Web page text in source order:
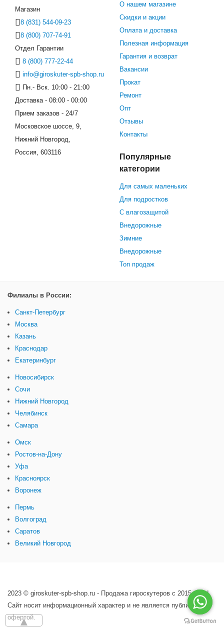
Магазин
8 (831) 544-09-23
8 (800) 707-74-91
Отдел Гарантии
8 (800) 777-22-44
info@giroskuter-spb-shop.ru
Пн.- Вск. 10:00 - 21:00
Доставка - 08:00 - 00:00
Прием заказов - 24/7
Московское шоссе, 9,
Нижний Новгород,
Россия, 603116
О нашем магазине
Скидки и акции
Оплата и доставка
Полезная информация
Гарантия и возврат
Вакансии
Прокат
Ремонт
Опт
Отзывы
Контакты
Популярные
категории
Для самых маленьких
Для подростков
С влагозащитой
Внедорожные
Зимние
Внедорожные
Топ продаж
Филиалы в России:
Санкт-Петербург
Москва
Казань
Краснодар
Екатеринбург
Новосибирск
Сочи
Нижний Новгород
Челябинск
Самара
Омск
Ростов-на-Дону
Уфа
Красноярск
Воронеж
Пермь
Волгоград
Саратов
Великий Новгород
2023 © giroskuter-spb-shop.ru - Продажа гироскутеров с 2015 года!
Сайт носит информационный характер и не является публичной
офертой.
▲